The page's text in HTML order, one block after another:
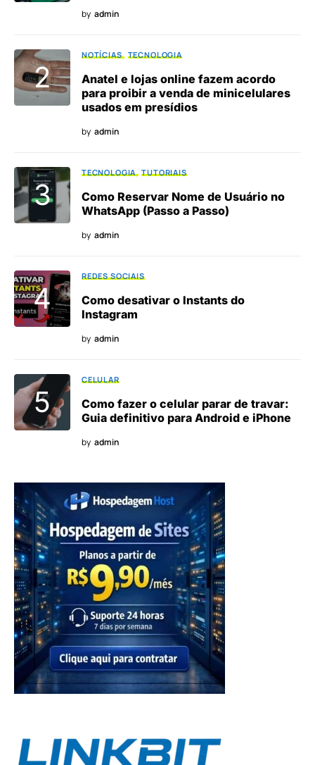
by admin
NOTÍCIAS TECNOLOGIA
Anatel e lojas online fazem acordo
para proibir a venda de minicelulares
usados em presídios
by admin
TECNOLOGIA TUTORIAIS
Como Reservar Nome de Usuário no
WhatsApp (Passo a Passo)
by admin
REDES SOCIAIS
Como desativar o Instants do
Instagram
by admin
CELULAR
Como fazer o celular parar de travar:
Guia definitivo para Android e iPhone
by admin